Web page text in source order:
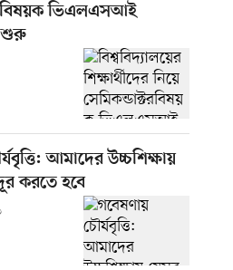
ভিএলএসআই
শুরু
আমাদের উচ্চশিক্ষায়
করতে হবে